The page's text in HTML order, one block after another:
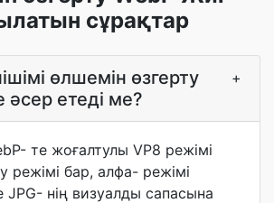
сұрақтар
өлшемін өзгерту
әсер етеді ме?
+
те жоғалтулы VP8 режімі
режімі бар, алфа- режімі
JPG- нің визуалды сапасына